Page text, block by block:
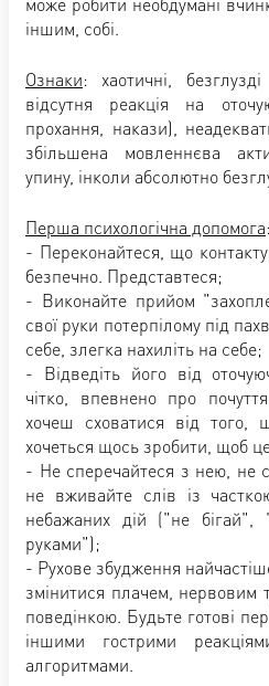
іншим, собі.
Ознаки: хаотичні,
відсутня реакція на
прохання, накази),
збільшена мовленнєва
упину, інколи абсолютно
Перша психологічна допомога:
- Переконайтеся, що
безпечно. Представтеся;
- Виконайте прийом
свої руки потерпілому під
себе, злегка нахиліть на себе;
- Відведіть його від
чітко, впевнено про
хочеш сховатися від того,
хочеться щось зробити, щоб
- Не сперечайтеся з нею, не
не вживайте слів із
небажаних дій ("не
руками");
- Рухове збудження
змінитися плачем, нервовим
поведінкою. Будьте готові
іншими гострими
алгоритмами.